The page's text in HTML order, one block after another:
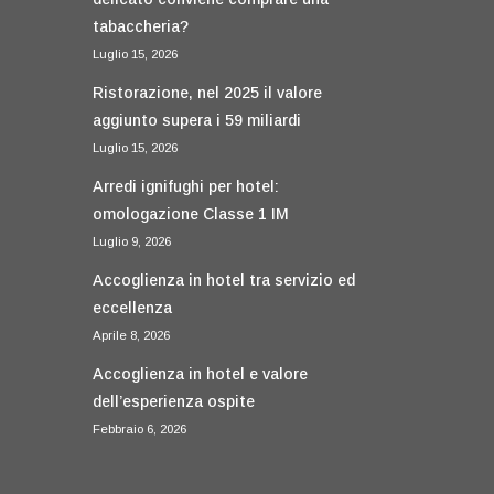
tabaccheria?
Luglio 15, 2026
Ristorazione, nel 2025 il valore
aggiunto supera i 59 miliardi
Luglio 15, 2026
Arredi ignifughi per hotel:
omologazione Classe 1 IM
Luglio 9, 2026
Accoglienza in hotel tra servizio ed
eccellenza
Aprile 8, 2026
Accoglienza in hotel e valore
dell’esperienza ospite
Febbraio 6, 2026